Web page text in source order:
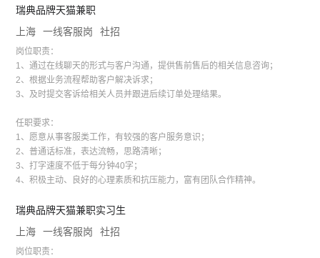
瑞典品牌天猫兼职
上海
一线客服岗 社招
岗位职责：
1、通过在线聊天的形式与客户沟通，提供售前售后的相关信息咨询；
2、根据业务流程帮助客户解决诉求；
3、及时提交客诉给相关人员并跟进后续订单处理结果。
任职要求：
1、愿意从事客服类工作，有较强的客户服务意识；
2、普通话标准，表达流畅，思路清晰；
3、打字速度不低于每分钟40字；
4、积极主动、良好的心理素质和抗压能力，富有团队合作精神。
瑞典品牌天猫兼职实习生
上海
一线客服岗 社招
岗位职责：